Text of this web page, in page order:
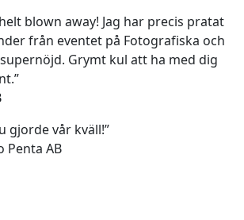
blown away! Jag har precis pratat
från eventet på Fotografiska och
Grymt kul att ha med dig
gjorde vår kväll!”
Penta AB